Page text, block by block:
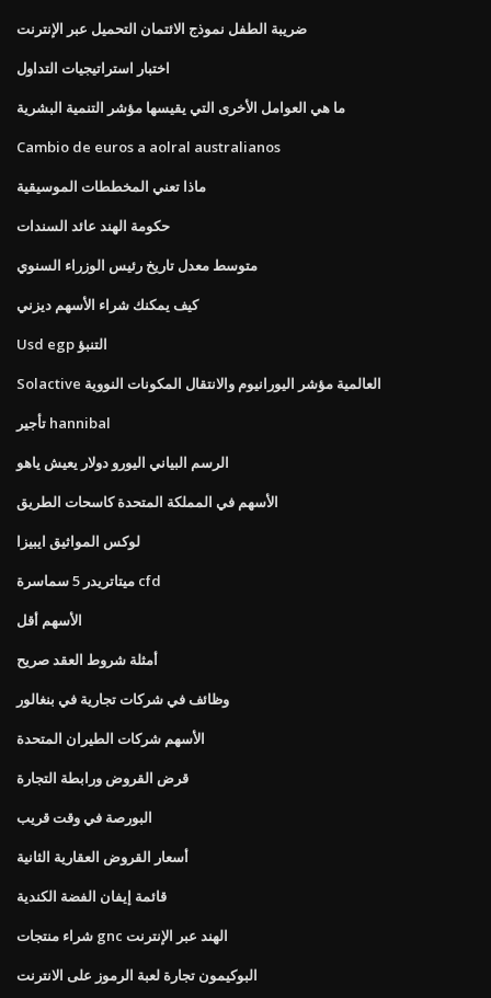
ضريبة الطفل نموذج الائتمان التحميل عبر الإنترنت
اختبار استراتيجيات التداول
ما هي العوامل الأخرى التي يقيسها مؤشر التنمية البشرية
Cambio de euros a aolral australianos
ماذا تعني المخططات الموسيقية
حكومة الهند عائد السندات
متوسط ​​معدل تاريخ رئيس الوزراء السنوي
كيف يمكنك شراء الأسهم ديزني
Usd egp التنبؤ
Solactive العالمية مؤشر اليورانيوم والانتقال المكونات النووية
تأجير hannibal
الرسم البياني اليورو دولار يعيش ياهو
الأسهم في المملكة المتحدة كاسحات الطريق
لوكس المواثيق ايبيزا
ميتاتريدر 5 سماسرة cfd
الأسهم أقل
أمثلة شروط العقد صريح
وظائف في شركات تجارية في بنغالور
الأسهم شركات الطيران المتحدة
قرض القروض ورابطة التجارة
البورصة في وقت قريب
أسعار القروض العقارية الثانية
قائمة إيفان الفضة الكندية
شراء منتجات gnc الهند عبر الإنترنت
البوكيمون تجارة لعبة الرموز على الانترنت